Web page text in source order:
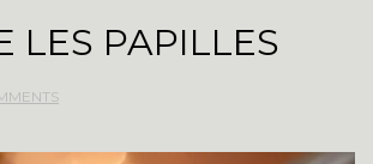
LES PAPILLES